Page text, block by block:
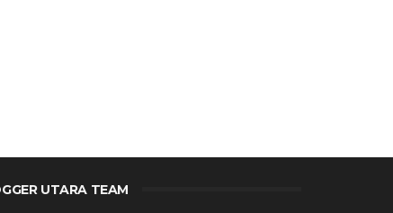
UTARA TEAM